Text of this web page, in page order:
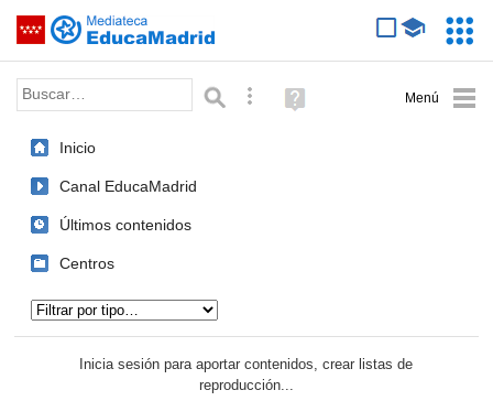
Saltar navegación
Palabra o frase: Búsqueda avanzada
Ayuda
(en
Inicio
Canal EducaMadrid
Últimos contenidos
Centros
Inicia sesión para aportar contenidos, crear listas de
reproducción...